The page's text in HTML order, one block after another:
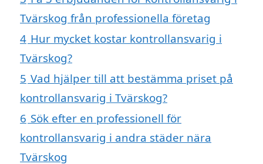
Tvärskog från professionella företag
4 Hur mycket kostar kontrollansvarig i
Tvärskog?
5 Vad hjälper till att bestämma priset på
kontrollansvarig i Tvärskog?
6 Sök efter en professionell för
kontrollansvarig i andra städer nära
Tvärskog